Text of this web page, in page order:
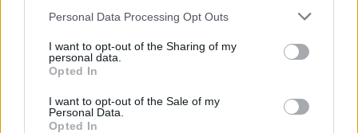
Please note that this website/app uses one or more Google
not limited to your visit or usage behaviour. You may click to
grant or deny consent to Google and its third-party tags to
use your data for below specified purposes in below Google
consent section.
Personal Data Processing Opt Outs
I want to opt-out of the Sharing of my
personal data.
Opted In
I want to opt-out of the Sale of my
Personal Data.
Opted In
Ελαιόλαδο
Εκτέλεση